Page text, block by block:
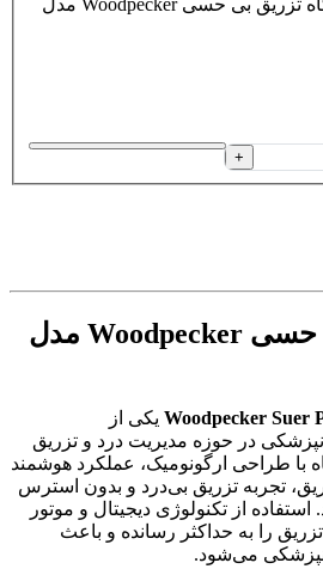
[ شرایط پرداخت ] دستگاه تزریق بی حسی Woodpecker مدل
+
دستگاه تزریق بی حسی Woodpecker مدل
Woodpecker Suer یکی از
در حوزه مدیریت درد و تزریق
با طراحی ارگونومیک، عملکرد هوشمند
تجربه تزریق بی‌درد و بدون استرس
از تکنولوژی دیجیتال و موتور
را به حداکثر رسانده و باعث
می‌شود.